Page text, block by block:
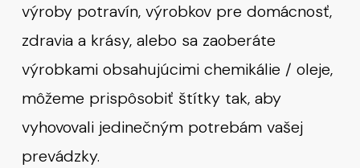
výroby potravín, výrobkov pre domácnosť,
zdravia a krásy, alebo sa zaoberáte
výrobkami obsahujúcimi chemikálie / oleje,
môžeme prispôsobiť štítky tak, aby
vyhovovali jedinečným potrebám vašej
prevádzky.